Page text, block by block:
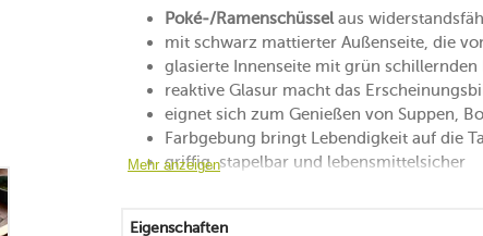
Poké-/Ramenschüsselaus
mit schwarz mattierter Außenseite, die
glasierte Innenseite mit grün
reaktive Glasur macht das
eignet sich zum Genießen von Suppen,
Farbgebung bringt Lebendigkeit auf die
griffig, stapelbar und lebensmittelsicher
Mehr anzeigen
Eigenschaften